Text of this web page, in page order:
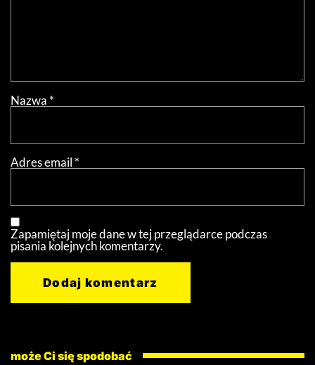
Nazwa *
Adres email *
Zapamiętaj moje dane w tej przeglądarce podczas
pisania kolejnych komentarzy.
może Ci się spodobać